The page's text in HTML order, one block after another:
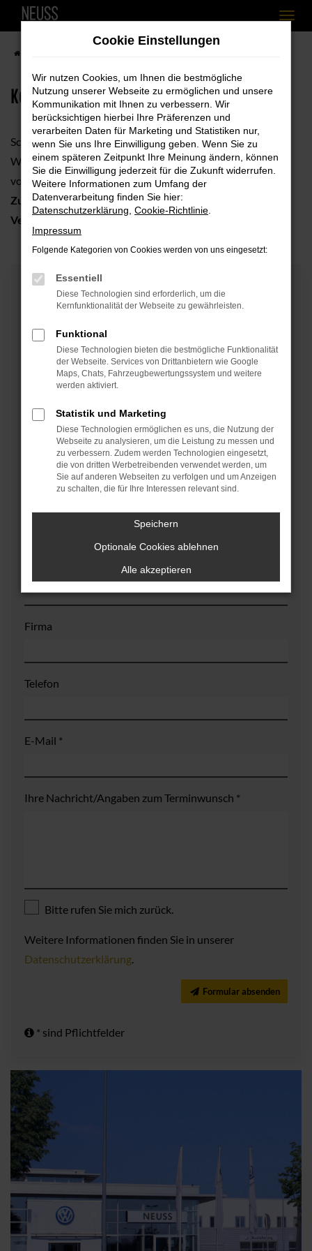
Zum
Kontakt & Öffnungszeiten
Schnell, einfach und unkompliziert - buchen Sie Ihren
Wunschtermin in nur wenigen Minuten, ganz unabhängig
von unseren Öffnungszeiten.
Zur Terminanfrage stehen Ihnen folgende Optionen zur
Verfügung:
Kontaktformular
Wählen Sie bitte den entsprechenden Betreff für die
Kontaktanfrage
Vorname *
Nachname *
Kd.-Nr./Kennzeichen
Firma
Telefon
E-Mail *
Ihre Nachricht/Angaben zum Terminwunsch *
Bitte rufen Sie mich zurück.
Weitere Informationen finden Sie in unserer
Datenschutzerklärung.
Formular absenden
* sind Pflichtfelder
Cookie Einstellungen
Wir nutzen Cookies, um Ihnen die bestmögliche
Nutzung unserer Webseite zu ermöglichen und unsere
Kommunikation mit Ihnen zu verbessern. Wir
berücksichtigen hierbei Ihre Präferenzen und
verarbeiten Daten für Marketing und Statistiken nur,
wenn Sie uns Ihre Einwilligung geben. Wenn Sie zu
einem späteren Zeitpunkt Ihre Meinung ändern, können
Sie die Einwilligung jederzeit für die Zukunft widerrufen.
Weitere Informationen zum Umfang der
Datenverarbeitung finden Sie hier:
Datenschutzerklärung Cookie-Richtlinie
Impressum
Folgende Kategorien von Cookies werden von uns eingesetzt:
Essentiell
Diese Technologien sind erforderlich, um die
Kernfunktionalität der Webseite zu gewährleisten.
Funktional
Diese Technologien bieten die bestmögliche Funktionalität
der Webseite. Services von Drittanbietern wie Google
Maps, Chats, Fahrzeugbewertungssystem und weitere
werden aktiviert.
Statistik und Marketing
Diese Technologien ermöglichen es uns, die Nutzung der
Webseite zu analysieren, um die Leistung zu messen und
zu verbessern. Zudem werden Technologien eingesetzt,
die von dritten Werbetreibenden verwendet werden, um
Sie auf anderen Webseiten zu verfolgen und um Anzeigen
zu schalten, die für Ihre Interessen relevant sind.
Speichern
Optionale Cookies ablehnen
Alle akzeptieren